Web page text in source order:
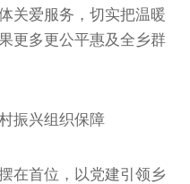
关爱服务，切实把温暖
更多更公平惠及全乡群
振兴组织保障
在首位，以党建引领乡